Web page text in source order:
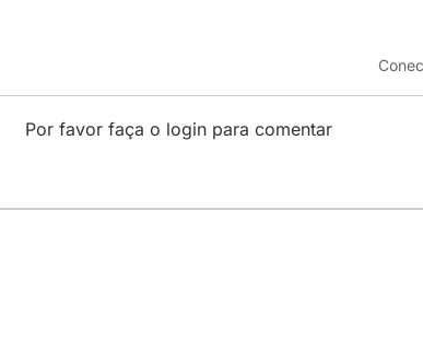
Por favor faça o login para comentar